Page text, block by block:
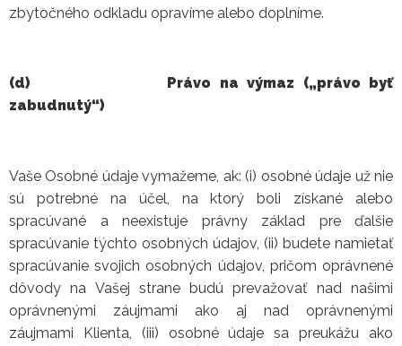
zbytočného odkladu opravíme alebo doplníme.
(d)
Právo na výmaz („právo byť
zabudnutý“)
Vaše Osobné údaje vymažeme, ak: (i) osobné údaje už nie
sú potrebné na účel, na ktorý boli získané alebo
spracúvané a neexistuje právny základ pre ďalšie
spracúvanie týchto osobných údajov, (ii) budete namietať
spracúvanie svojich osobných údajov, pričom oprávnené
dôvody na Vašej strane budú prevažovať nad našimi
oprávnenými záujmami ako aj nad oprávnenými
záujmami Klienta, (iii) osobné údaje sa preukážu ako